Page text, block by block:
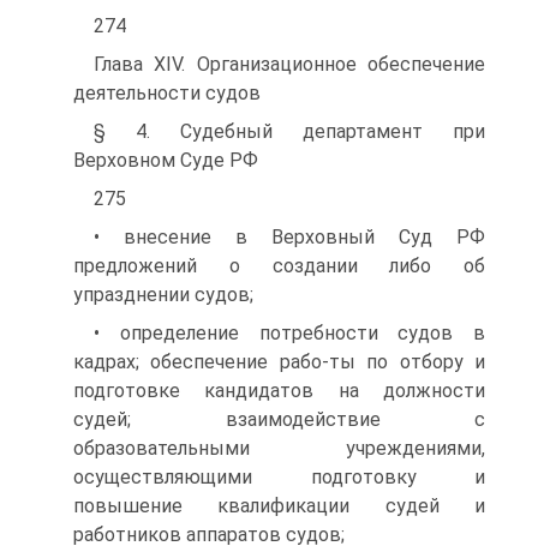
274
Глава XIV. Организационное обеспечение
деятельности судов
§ 4. Судебный департамент при
Верховном Суде РФ
275
• внесение в Верховный Суд РФ
предложений о создании либо об
упразднении судов;
• определение потребности судов в
кадрах; обеспечение рабо-ты по отбору и
подготовке кандидатов на должности
судей; взаимодействие с
образовательными учреждениями,
осуществляющими подготовку и
повышение квалификации судей и
работников аппаратов судов;